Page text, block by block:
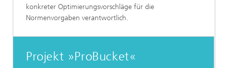
konkreter Optimierungsvorschläge für die
Normenvorgaben verantwortlich.
Projekt »ProBucket«